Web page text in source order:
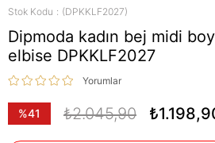
Stok Kodu (DPKKLF2027)
Dipmoda kadın bej midi
elbise DPKKLF2027
Yorumlar
%41
₺2.045,90